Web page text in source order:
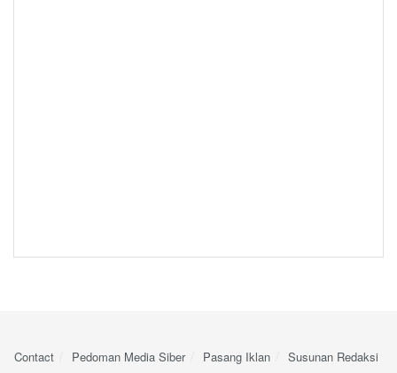
Contact Pedoman Media Siber Pasang Iklan Susunan Redaksi